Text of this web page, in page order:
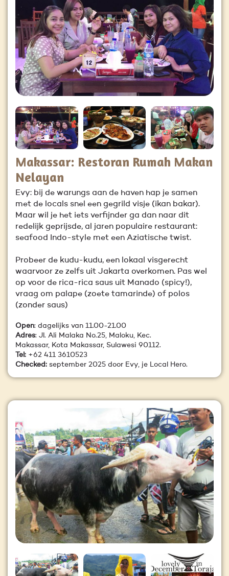
Makassar: Restoran Rumah Makan
Nelayan
Evy: bij de warungs aan de haven hap je samen
met de locals snel een gegrild visje (ikan bakar).
Maar wil je het iets verfijnder ga dan naar dit
redelijk geprijsde, al jaren populaire restaurant:
seafood Indo-style met een Aziatische twist.
Probeer de kudu-kudu, een lokaal visgerecht
waarvoor ze zelfs uit Jakarta overkomen. Pas wel
op voor de rica-rica saus uit Manado (spicy!),
vraag om palape (zoete tamarinde) of polos
(zonder saus)
Open: dagelijks van 11.00-21.00
Adres: Jl. Ali Malaka No.25, Maloku, Kec.
Makassar, Kota Makassar, Sulawesi 90112.
Tel: +62 411 3610523
Checked: september 2025 door Evy, je Local Hero.